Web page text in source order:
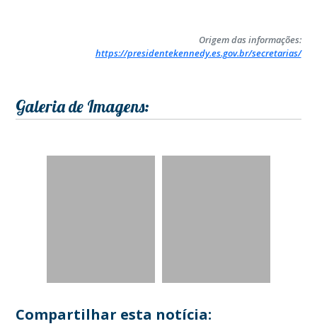
Origem das informações:
https://presidentekennedy.es.gov.br/secretarias/
Galeria de Imagens:
Compartilhar esta notícia: